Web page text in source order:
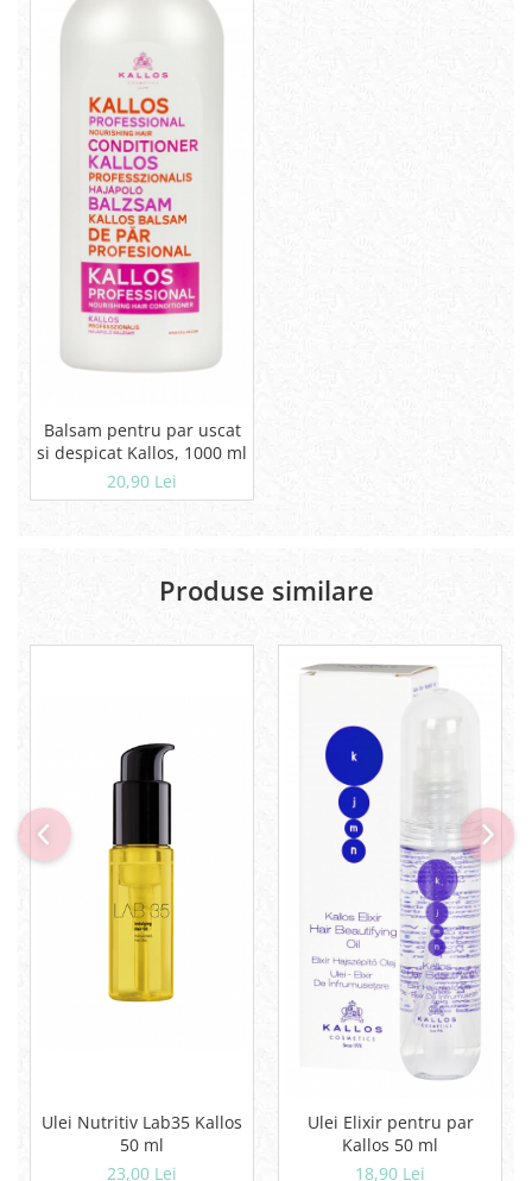
Balsam pentru par uscat
si despicat Kallos, 1000 ml
20,90 Lei
Produse similare
Ulei Nutritiv Lab35 Kallos
50 ml
23,00 Lei
Ulei Elixir pentru par
Kallos 50 ml
18,90 Lei